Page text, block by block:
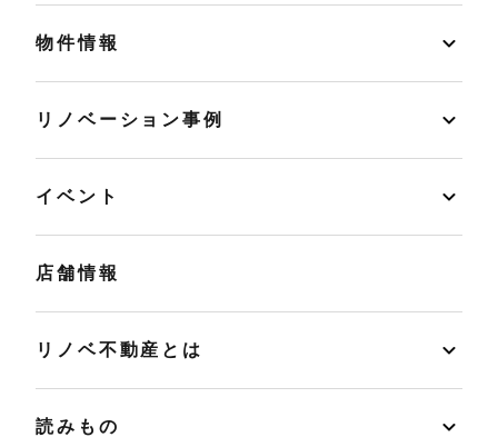
物件情報
リノベーション事例
イベント
店舗情報
リノベ不動産とは
読みもの